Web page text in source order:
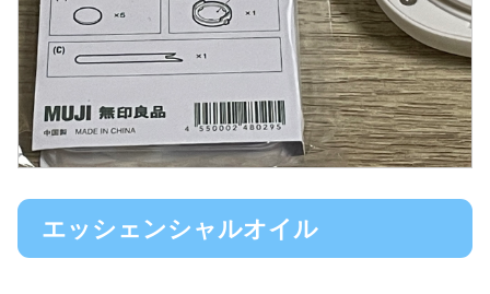
エッシェンシャルオイル